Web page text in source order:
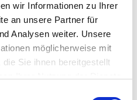
wir Informationen zu Ihrer
an unsere Partner für
Analysen weiter. Unsere
möglicherweise mit
Sie ihnen bereitgestellt